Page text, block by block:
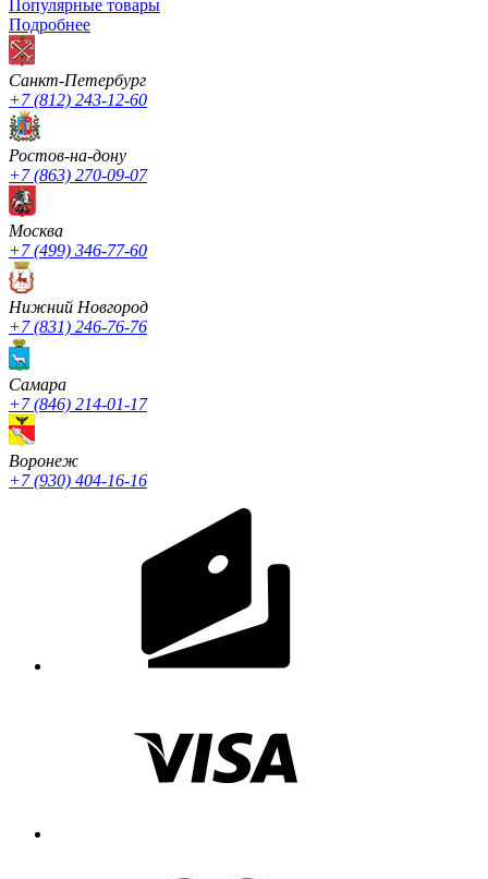
Популярные товары
Подробнее
Санкт-Петербург
+7 (812) 243-12-60
Ростов-на-дону
+7 (863) 270-09-07
Москва
+7 (499) 346-77-60
Нижний Новгород
+7 (831) 246-76-76
Cамара
+7 (846) 214-01-17
Воронеж
+7 (930) 404-16-16